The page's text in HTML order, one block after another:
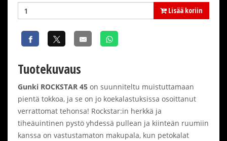
Lisää koriin
Tuotekuvaus
Gunki ROCKSTAR 45 on suunniteltu muistuttamaan
pientä tokkoa, ja se on jo koekalastuksissa osoittanut
verrattomat tehonsa! Rockstar:in herkkä ja
tiheäuintinen pystö yhdessä pullean ja kiinteän ruumiin
kanssa on vastustamaton makupala, kun petokalat